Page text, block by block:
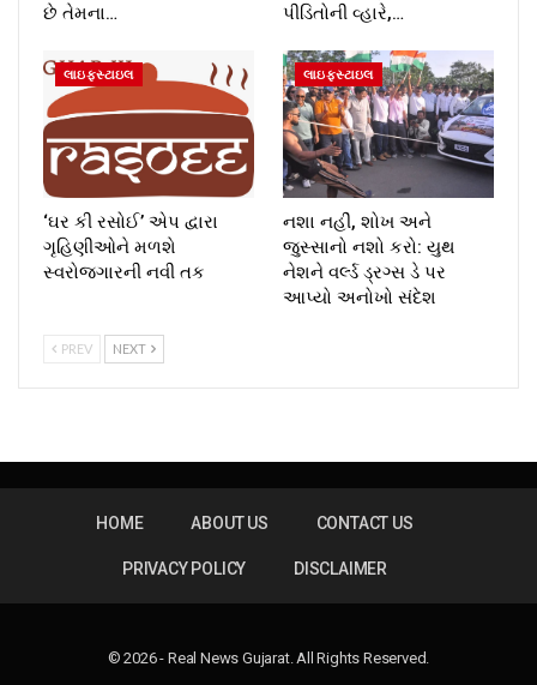
છે તેમના…
પીડિતોની વ્હારે,…
લાઇફસ્ટાઇલ
‘ઘર કી રસોઈ’ એપ દ્વારા
ગૃહિણીઓને મળશે
સ્વરોજગારની નવી તક
લાઇફસ્ટાઇલ
નશા નહીં, શોખ અને
જુસ્સાનો નશો કરો: યુથ
નેશને વર્લ્ડ ડ્રગ્સ ડે પર
આપ્યો અનોખો સંદેશ
PREV NEXT
HOME ABOUT US CONTACT US
PRIVACY POLICY DISCLAIMER
© 2026 - Real News Gujarat. All Rights Reserved.